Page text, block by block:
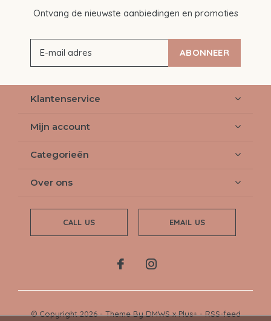
Ontvang de nieuwste aanbiedingen en promoties
ABONNEER
Klantenservice
Mijn account
Categorieën
Over ons
CALL US EMAIL US
© Copyright2026- Theme ByDMWSxPlus+-RSS-feed